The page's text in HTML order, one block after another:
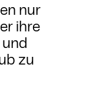
nur
ihre
zu